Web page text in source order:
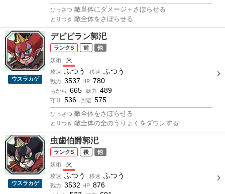
ひっさつ 敵単体にダメージ＋さぼらせる
とりつき 敵全体をさぼらせる
ウスラカゲ
デビビラン郭汜
S 前 他
妖術 火
攻速 ふつう 移速 ふつう
戦力 3537 HP 780
ちから 665 妖力 489
守り 536 回避 575
ひっさつ 敵全体をさぼらせる
とりつき 敵全体の全のうりょくをダウンする
ウスラカゲ
虫歯伯爵郭汜
S 後 他
妖術 火
攻速 ふつう 移速 ふつう
戦力 3532 HP 876